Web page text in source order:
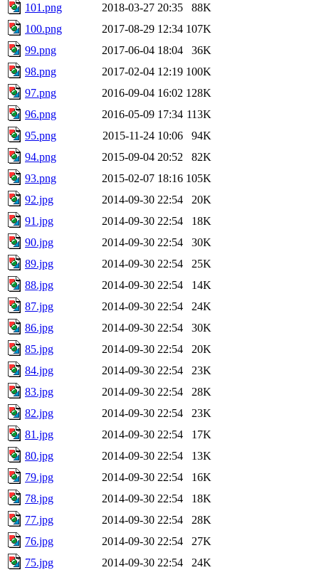
101.png
2018-03-27 20:35
88K
100.png
2017-08-29 12:34 107K
99.png
2017-06-04 18:04
36K
98.png
2017-02-04 12:19 100K
97.png
2016-09-04 16:02 128K
96.png
2016-05-09 17:34 113K
95.png
2015-11-24 10:06
94K
94.png
2015-09-04 20:52
82K
93.png
2015-02-07 18:16 105K
92.jpg
2014-09-30 22:54
20K
91.jpg
2014-09-30 22:54
18K
90.jpg
2014-09-30 22:54
30K
89.jpg
2014-09-30 22:54
25K
88.jpg
2014-09-30 22:54
14K
87.jpg
2014-09-30 22:54
24K
86.jpg
2014-09-30 22:54
30K
85.jpg
2014-09-30 22:54
20K
84.jpg
2014-09-30 22:54
23K
83.jpg
2014-09-30 22:54
28K
82.jpg
2014-09-30 22:54
23K
81.jpg
2014-09-30 22:54
17K
80.jpg
2014-09-30 22:54
13K
79.jpg
2014-09-30 22:54
16K
78.jpg
2014-09-30 22:54
18K
77.jpg
2014-09-30 22:54
28K
76.jpg
2014-09-30 22:54
27K
75.jpg
2014-09-30 22:54
24K